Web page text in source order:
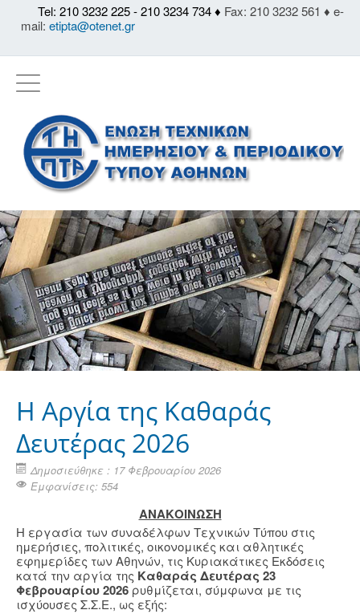
Tel: 210 3232 225 - 210 3234 734 ♦ Fax: 210 3232 561 ♦ e-
mail: etipta@otenet.gr
Η Aργία της Καθαράς
Δευτέρας 2026
Δημοσιεύθηκε : 17 Φεβρουαρίου 2026
Εμφανίσεις: 554
ΑΝΑΚΟΙΝΩΣΗ
Η εργασία των συναδέλφων Τεχνικών Τύπου στις
ημερήσιες, πολιτικές, οικονομικές και αθλητικές
εφημερίδες των Αθηνών, τις Κυριακάτικες Εκδόσεις
κατά την αργία της Καθαράς Δευτέρας 23
Φεβρουαρίου 2026 ρυθμίζεται, σύμφωνα με τις
ισχύουσες Σ.Σ.Ε., ως εξής: